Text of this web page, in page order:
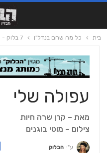
בית כל מה שחם בנדל"ן 7 בלוק - מגזין סופ"ש
עפולה שלי
מאת – קרן שרה חיות
צילום – מוטי בוגנים
ע"י הבלוק